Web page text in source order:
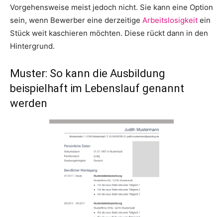
Vorgehensweise meist jedoch nicht. Sie kann eine Option
sein, wenn Bewerber eine derzeitige Arbeitslosigkeit ein
Stück weit kaschieren möchten. Diese rückt dann in den
Hintergrund.
Muster: So kann die Ausbildung
beispielhaft im Lebenslauf genannt
werden